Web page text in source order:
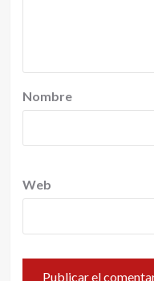
Nombre
Web